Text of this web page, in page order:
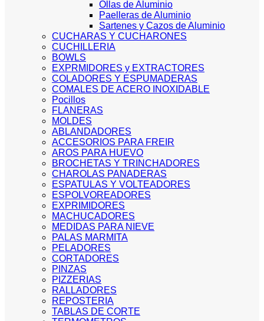
Ollas de Aluminio
Paelleras de Aluminio
Sartenes y Cazos de Aluminio
CUCHARAS Y CUCHARONES
CUCHILLERIA
BOWLS
EXPRMIDORES y EXTRACTORES
COLADORES Y ESPUMADERAS
COMALES DE ACERO INOXIDABLE
Pocillos
FLANERAS
MOLDES
ABLANDADORES
ACCESORIOS PARA FREIR
AROS PARA HUEVO
BROCHETAS Y TRINCHADORES
CHAROLAS PANADERAS
ESPATULAS Y VOLTEADORES
ESPOLVOREADORES
EXPRIMIDORES
MACHUCADORES
MEDIDAS PARA NIEVE
PALAS MARMITA
PELADORES
CORTADORES
PINZAS
PIZZERIAS
RALLADORES
REPOSTERIA
TABLAS DE CORTE